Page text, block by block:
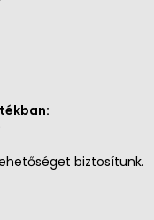
biztosítunk.